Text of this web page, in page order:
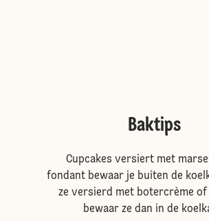
Baktips
Cupcakes versiert met
fondant bewaar je buiten de
ze versierd met botercrème
bewaar ze dan in de